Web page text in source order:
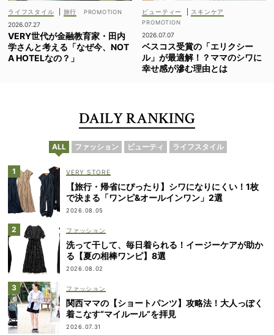
ライフスタイル
旅行
2026.07.27
VERY世代が金融教育家・田内
学さんと考える「なぜ今、NOT
A HOTELなの？」
ビューティー スキンケア
2026.07.07
ベスコス受賞の「エリクシー
ル」が最適解！？ママのシワに
幸せ感が滲む理由とは
DAILY RANKING
ALL ファッション ビューティ ライフスタイル
VERY STORE
【旅行・帰省にぴったり】シワになりにくい！1枚
で決まる「ワンピ&オールインワン」2選
2026.08.05
ファッション
洗って干して、毎日着られる！イージーケアが助か
る【夏の相棒ワンピ】8選
2026.08.02
ファッション
関西ママの【ショートパンツ】攻略法！大人っぽく
着こなす“マイルール”を拝見
2026.07.31